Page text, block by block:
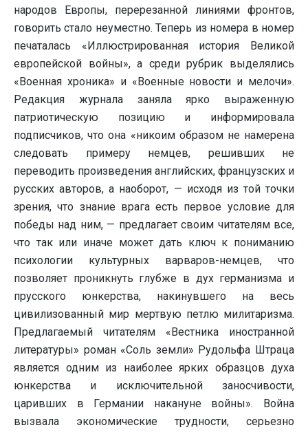
народов Европы, перерезанной линиями фронтов,
говорить стало неуместно. Теперь из номера в номер
печаталась «Иллюстрированная история Великой
европейской войны», а среди рубрик выделялись
«Военная хроника» и «Военные новости и мелочи».
Редакция журнала заняла ярко выраженную
патриотическую позицию и информировала
подписчиков, что она «никоим образом не намерена
следовать примеру немцев, решивших не
переводить произведения английских, французских и
русских авторов, а наоборот, — исходя из той точки
зрения, что знание врага есть первое условие для
победы над ним, — предлагает своим читателям все,
что так или иначе может дать ключ к пониманию
психологии культурных варваров-немцев, что
позволяет проникнуть глубже в дух германизма и
прусского юнкерства, накинувшего на весь
цивилизованный мир мертвую петлю милитаризма.
Предлагаемый читателям «Вестника иностранной
литературы» роман «Соль земли» Рудольфа Штраца
является одним из наиболее ярких образцов духа
юнкерства и исключительной заносчивости,
царивших в Германии накануне войны». Война
вызвала экономические трудности, серьезно